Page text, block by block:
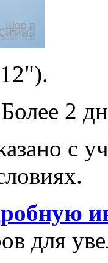
Более 2
с
для